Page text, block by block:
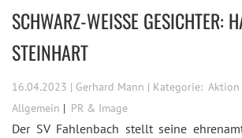
SCHWARZ-WEISSE GESICHTER:
TEINHART
16.04.2023 | Gerhard Mann | Kategorie: Aktion
Allgemein
PR & Image
Der SV Fahlenbach stellt seine